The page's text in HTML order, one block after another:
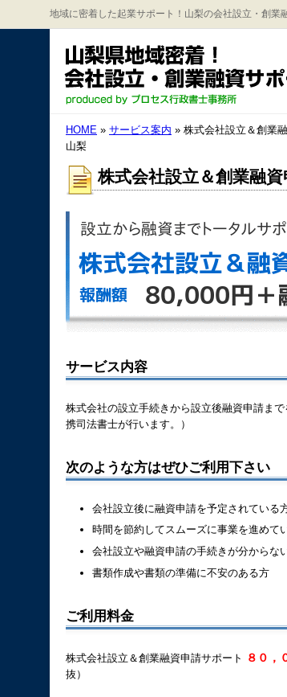
地域に密着した起業サポート！山梨の会社設立・創業
HOME » サービス案内 » 株式会社設立＆創業
山梨
株式会社設立＆創業融
サービス内容
株式会社の設立手続きから設立後融資申請ま
携司法書士が行います。）
次のような方はぜひご利用下さい
会社設立後に融資申請を予定されている
時間を節約してスムーズに事業を進めて
会社設立や融資申請の手続きが分からな
書類作成や書類の準備に不安のある方
ご利用料金
株式会社設立＆創業融資申請サポート ８０，
抜）